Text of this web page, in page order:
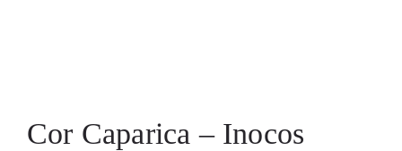
Cor Caparica – Inocos